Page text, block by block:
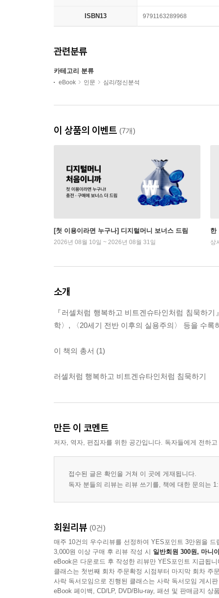
ISBN13 9791163289968
관련분류
카테고리 분류
eBook 인문 심리/정신분석
이 상품의 이벤트 (7개)
[첫 이용이라면 누구나] 디지털머니 보너스 드림
2026년 08월 10일 ~ 2026년 08월 31일
한
상
소개
『러셀처럼 행복하고 비트겐슈타인처럼 침묵하
학〉, 〈20세기 전반 이후의 실용주의〉 등을 수록
이 책의 총서 (1)
러셀처럼 행복하고 비트겐슈타인처럼 침묵하기
만든 이 코멘트
저자, 역자, 편집자를 위한 공간입니다. 독자들에게 전하
접수된 글은 확인을 거쳐 이 곳에 게재됩니다.
독자 분들의 리뷰는 리뷰 쓰기를, 책에 대한 문의는
회원리뷰 (0건)
매주 10건의 우수리뷰를 선정하여 YES포인트 3만원을 드
3,000원 이상 구매 후 리뷰 작성 시 일반회원 300원, 마니
eBook은 다운로드 후 작성한 리뷰만 YES포인트 지급됩니
클래스는 첫번째 회차 주문확정 시점부터 마지막 회차 주
사락 독서모임으로 진행된 클래스는 사락 독서모임 게시
eBook 페이백, CD/LP, DVD/Blu-ray, 패션 및 판매금지 상